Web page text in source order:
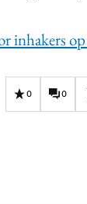
inhakers
0 0